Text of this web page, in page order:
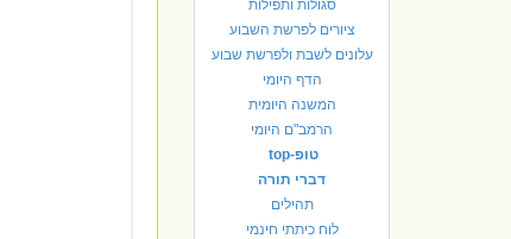
סגולות ותפילות
ציורים לפרשת השבוע
עלונים לשבת ולפרשת שבוע
הדף היומי
המשנה היומית
הרמב"ם היומי
טופ-top
דברי תורה
תהילים
לוח כיתתי חינמי